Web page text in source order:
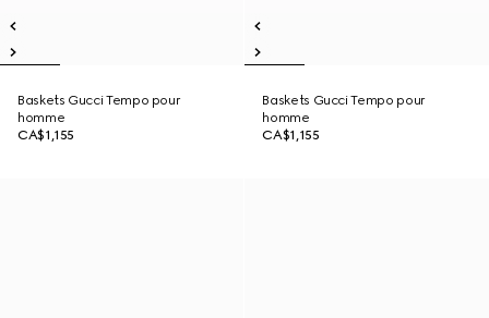
Baskets Gucci Tempo pour
homme
CA$1,155
Baskets Gucci Tempo pour
homme
CA$1,155